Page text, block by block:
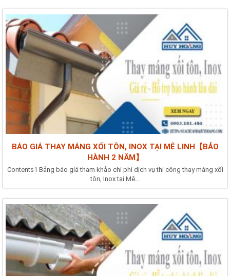
BÁO GIÁ THAY MÁNG XỐI TÔN, INOX TẠI MÊ LINH【BẢO
HÀNH 2 NĂM】
Contents1 Bảng báo giá tham khảo chi phí dịch vụ thi công thay máng xối
tôn, Inox tại Mê...